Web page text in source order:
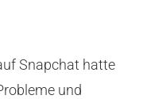
Snapchat hatte
und